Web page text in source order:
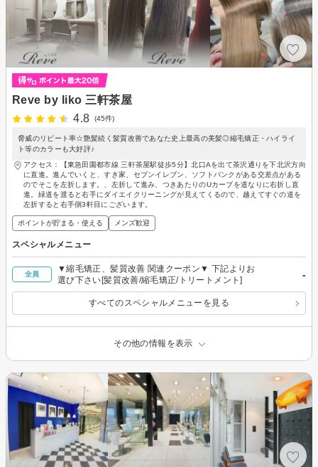
Reve by liko 三軒茶屋
4.8
(45件)
脅威のリピート率☆艶髪続く髪質改善であなた史上最高の美髪◎縮毛矯正・ハイライ
ト等のカラーも大好評♪
アクセス：【東急田園都市線 三軒茶屋駅徒歩5分】北口Aを出て茶沢通りを下北沢方向
に直進。進んでいくと、すき家、セブンイレブン、ソフトバンクがある交差点がある
のでそこを左折します。、左折して進み、つきあたりのUカーブを道なりに右折し直
進。緑道を渡ると右手にダイエイクリーニングが見えてくるので、越えてすぐの道を
左折すると右手側3軒目にございます。
ポイントが貯まる・使える メンズ歓迎
スペシャルメニュー
全員
▼縮毛矯正、髪質改善 関連クーポン▼ 下記よりお
選び下さい[髪質改善/縮毛矯正/トリートメント]
-
すべてのスペシャルメニューを見る
その他の情報を表示